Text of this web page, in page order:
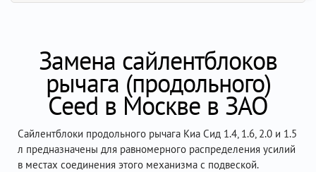
Замена сайлентблоков
рычага (продольного)
Ceed в Москве в ЗАО
Сайлентблоки продольного рычага Киа Сид 1.4, 1.6, 2.0 и 1.5
л предназначены для равномерного распределения усилий
в местах соединения этого механизма с подвеской.